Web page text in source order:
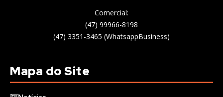
Comercial:
(47) 99966-8198
(47) 3351-3465 (WhatsappBusiness)
Mapa do Site